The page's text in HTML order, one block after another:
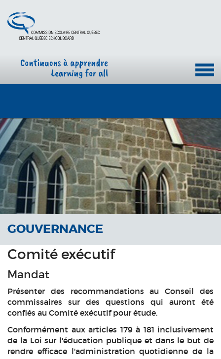
GOUVERNANCE
Comité exécutif
Mandat
Présenter des recommandations au Conseil des
commissaires sur des questions qui auront été
confiés au Comité exécutif pour étude.
Conformément aux articles 179 à 181 inclusivement
de la Loi sur l'éducation publique et dans le but de
rendre efficace l'administration quotidienne de la